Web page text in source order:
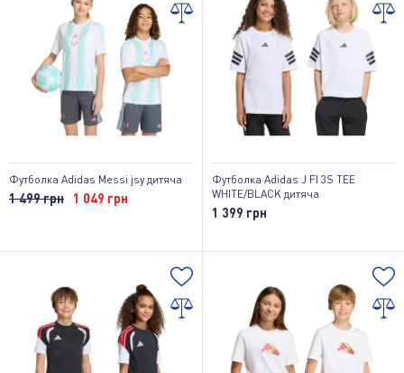
Футболка Adidas Messi jsy дитяча
1 499 грн 1 049 грн
Футболка Adidas J FI 3S TEE
WHITE/BLACK дитяча
1 399 грн